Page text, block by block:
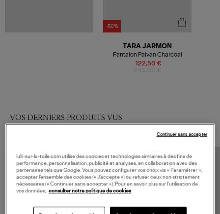
-50%
122,50 €
TARA JARMON
Pantalon Paivan Charcoal
VOS DERNIERS PRODUITS VUS
lulli-sur-la-toile.com utilise des cookies et technologies similaires à des fins de
performance, personnalisation, publicité et analyses, en collaboration avec des
partenaires tels que Google. Vous pouvez configurer vos choix via « Paramétrer »,
accepter l’ensemble des cookies (« J’accepte ») ou refuser ceux non strictement
nécessaires (« Continuer sans accepter »). Pour en savoir plus sur l’utilisation de
vos données, consulter notre politique de cookies
Continuer sans accepter